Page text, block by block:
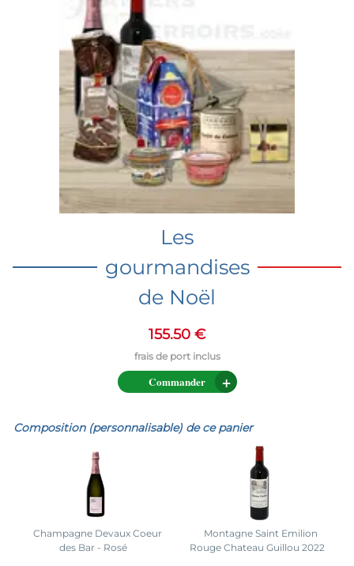
Les
gourmandises
de Noël
155.50 €
Commander
Composition (personnalisable) de ce panier
Champagne Devaux Coeur
des Bar - Rosé
Montagne Saint Emilion
Rouge Chateau Guillou 2022